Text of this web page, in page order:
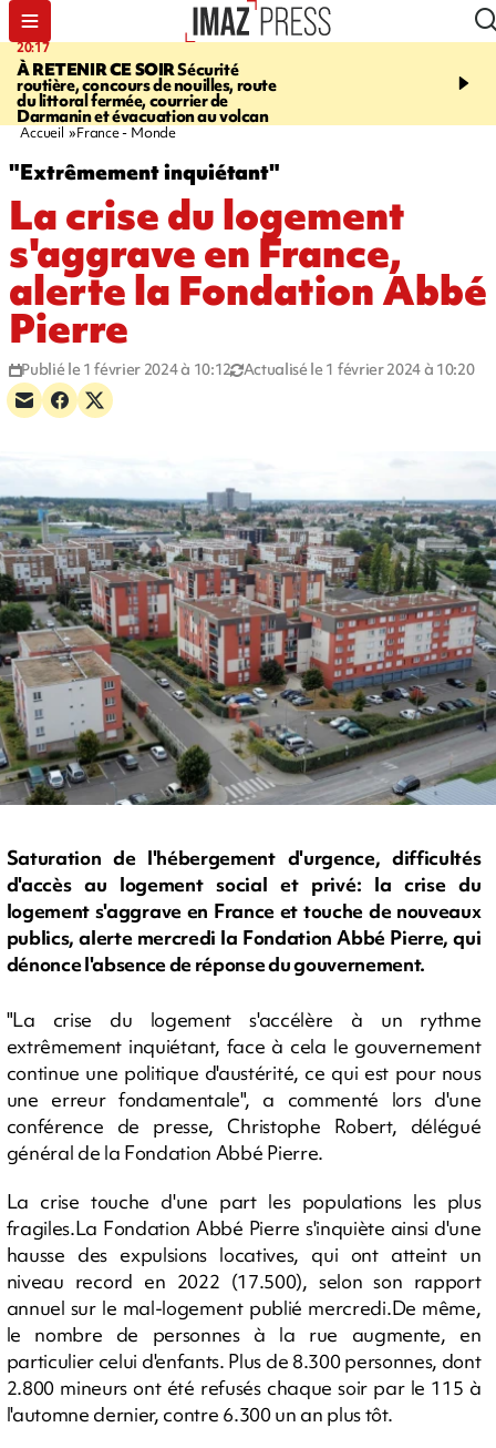
20:17
À RETENIR CE SOIRSécurité
routière, concours de nouilles, route
du littoral fermée, courrier de
Darmanin et évacuation au volcan
08:26
rencontre d'un géant
Accueil France - Monde
"Extrêmement inquiétant"
La crise du logement
s'aggrave en France,
alerte la Fondation Abbé
Pierre
Publié le 1 février 2024 à 10:12 Actualisé le 1 février 2024 à 10:20
Saturation de l'hébergement d'urgence, difficultés
d'accès au logement social et privé: la crise du
logement s'aggrave en France et touche de nouveaux
publics, alerte mercredi la Fondation Abbé Pierre, qui
dénonce l'absence de réponse du gouvernement.
"La crise du logement s'accélère à un rythme
extrêmement inquiétant, face à cela le gouvernement
continue une politique d'austérité, ce qui est pour nous
une erreur fondamentale", a commenté lors d'une
conférence de presse, Christophe Robert, délégué
général de la Fondation Abbé Pierre.
La crise touche d'une part les populations les plus
fragiles.La Fondation Abbé Pierre s'inquiète ainsi d'une
hausse des expulsions locatives, qui ont atteint un
niveau record en 2022 (17.500), selon son rapport
annuel sur le mal-logement publié mercredi.De même,
le nombre de personnes à la rue augmente, en
particulier celui d'enfants. Plus de 8.300 personnes, dont
2.800 mineurs ont été refusés chaque soir par le 115 à
l'automne dernier, contre 6.300 un an plus tôt.